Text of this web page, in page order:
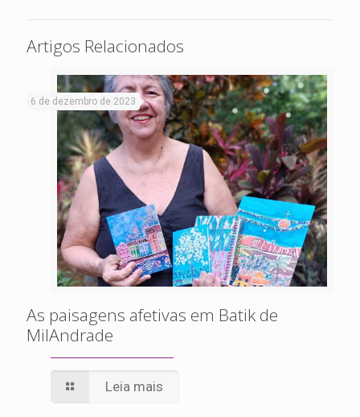
Artigos Relacionados
6 de dezembro de 2023
As paisagens afetivas em Batik de
MilAndrade
Leia mais